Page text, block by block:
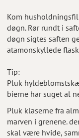
Kom
døgn. Rør rundt i
døgn sigtes saften
atamonskyllede
Tip:
Pluk
bierne har suget al
Pluk klaserne fra
marven i grenene.
skal være hvide,